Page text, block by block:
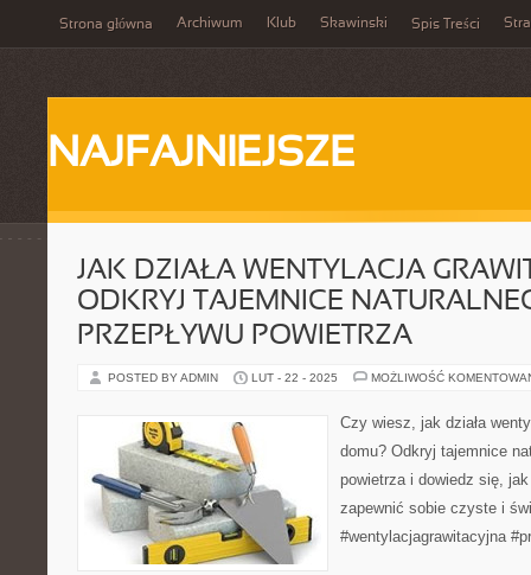
Strona główna Archiwum Klub Skawinski Spis Treści
NAJFAJNIEJSZE
JAK DZIAŁA WENTYLACJA
ODKRYJ TAJEMNICE
PRZEPŁYWU POWIETRZA
POSTED BY ADMIN LUT - 22 - 2025 MOŻLIWOŚĆ
Czy wiesz, jak działa
domu? Odkryj tajemnice
powietrza i dowiedz się,
zapewnić sobie czyste i
#wentylacjagrawitacyjna